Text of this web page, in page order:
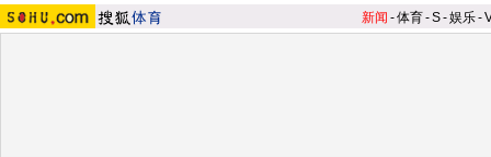
新闻 -体育-S-娱乐-